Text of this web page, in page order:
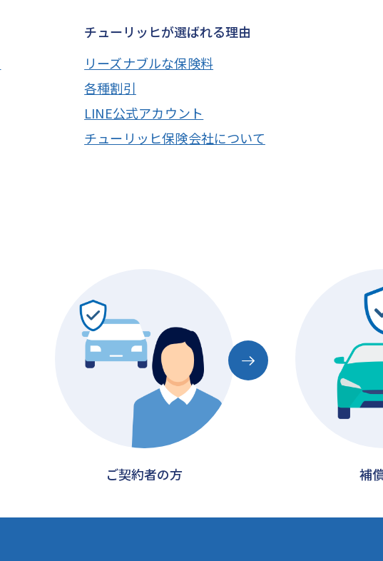
チューリッヒが選ばれる理由
リーズナブルな保険料
各種割引
LINE公式アカウント
チューリッヒ保険会社について
ご契約者の方 補